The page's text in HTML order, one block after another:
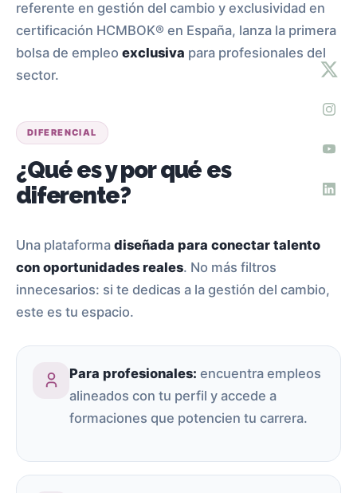
referente en gestión del cambio y exclusividad en
certificación HCMBOK® en España, lanza la primera
bolsa de empleo exclusiva para profesionales del
sector.
DIFERENCIAL
¿Qué es y por qué es
diferente?
Una plataforma diseñada para conectar talento
con oportunidades reales. No más filtros
innecesarios: si te dedicas a la gestión del cambio,
este es tu espacio.
Para profesionales: encuentra empleos
alineados con tu perfil y accede a
formaciones que potencien tu carrera.